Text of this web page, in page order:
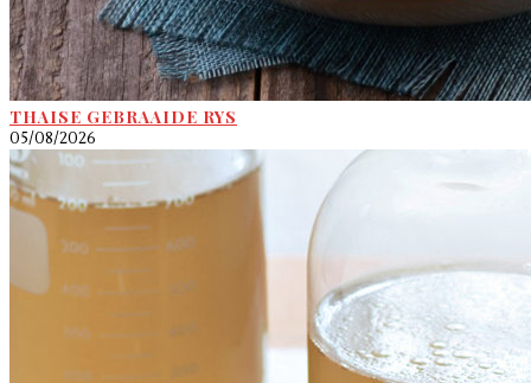
THAISE GEBRAAIDE RYS
05/08/2026